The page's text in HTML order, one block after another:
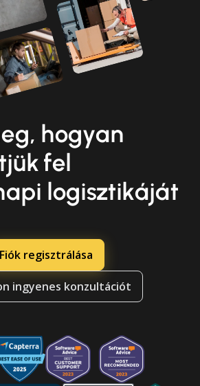
hogyan
fel
logisztikáját
Fiók regisztrálása
ingyenes konzultációt